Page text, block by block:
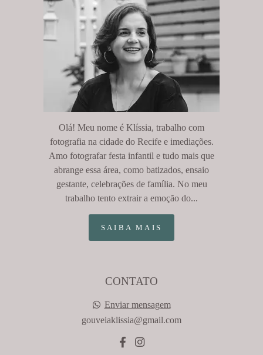
Olá! Meu nome é Klíssia, trabalho com
fotografia na cidade do Recife e imediações.
Amo fotografar festa infantil e tudo mais que
abrange essa área, como batizados, ensaio
gestante, celebrações de família. No meu
trabalho tento extrair a emoção do...
SAIBA MAIS
CONTATO
Enviar mensagem
gouveiaklissia@gmail.com